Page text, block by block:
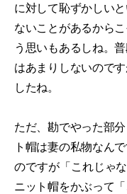
に対して恥ずかしい
ないことがあるから
う思いもあるしね。
はあまりしないので
したね。
ただ、勘でやった部
ト帽は妻の私物なん
のですが「これじゃ
ニット帽をかぶって